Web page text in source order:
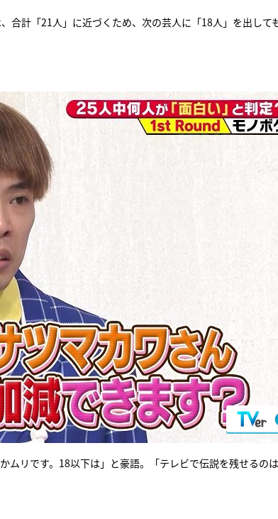
合計「21人」に近づくため、次の芸人に「18人」を出して
ムリです。18以下は」と豪語。「テレビで伝説を残せるの